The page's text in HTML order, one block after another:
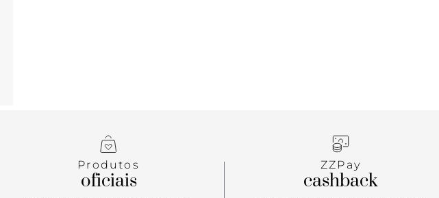
Produtos
oficiais
ZZPay
cashback